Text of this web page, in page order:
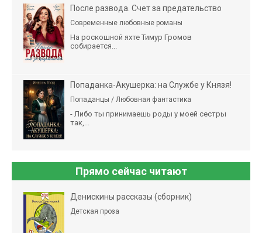
После развода. Счет за предательство
Современные любовные романы
На роскошной яхте Тимур Громов
собирается...
Попаданка-Акушерка: на Службе у Князя!
Попаданцы / Любовная фантастика
- Либо ты принимаешь роды у моей сестры
так,...
Прямо сейчас читают
Денискины рассказы (сборник)
Детская проза